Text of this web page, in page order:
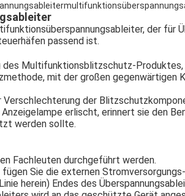
der für
passend ist.
Multifunktionsblitzschutz-Produktes,
mit der großen gegenwärtigen
Verschlechterung der
erlischt, erinnert sie den
werden sollte.
Fachleuten durchgeführt werden.
Sie die externen
herein) Endes des